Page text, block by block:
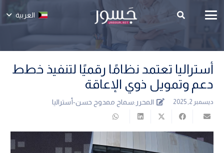
العربية
أستراليا تعتمد نظامًا رقميًا لتنفيذ خطط
دعم وتمويل ذوي الإعاقة
ديسمبر 2, 2025 المحرر:سماح ممدوح حسن-أستراليا